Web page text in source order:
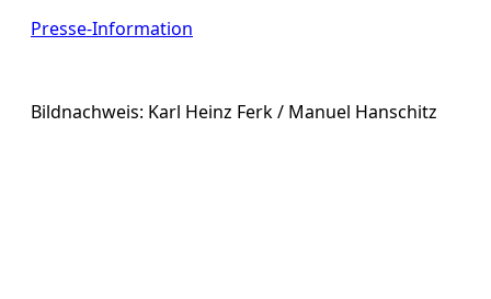
Presse-Information
Bildnachweis: Karl Heinz Ferk / Manuel Hanschitz